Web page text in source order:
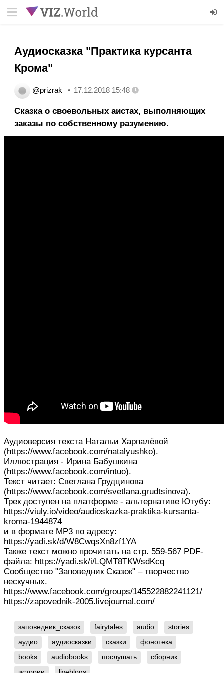
Аудиосказка "Практика курсанта
Крома"
@prizrak 17.12.2018 15:48
Сказка о своевольных аистах, выполняющих
заказы по собственному разумению.
Аудиоверсия текста Натальи Харпалёвой
(https://www.facebook.com/natalyushko).
Иллюстрация - Ирина Бабушкина
(https://www.facebook.com/intuo).
Текст читает: Светлана Грудцинова
(https://www.facebook.com/svetlana.grudtsinova).
Трек доступен на платформе - альтернативе Ютубу:
https://viuly.io/video/audioskazka-praktika-kursanta-
kroma-1944874
и в формате МР3 по адресу:
https://yadi.sk/d/W8CwqsXn8zf1YA
Также текст можно прочитать на стр. 559-567 PDF-
файла: https://yadi.sk/i/LQMT8TKWsdKcq
Сообщество "Заповедник Сказок" – творчество
нескучных.
https://www.facebook.com/groups/145522882241121/
https://zapovednik-2005.livejournal.com/
заповедник_сказок fairytales audio
stories
аудио
аудиосказки сказки
фонотека
books
audiobooks послушать
сборник